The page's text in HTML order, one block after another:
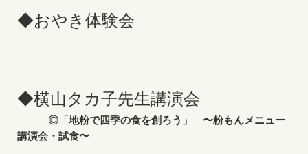
◆おやき体験会
◆横山タカ子先生講演会
◎「地粉で四季の食を創ろう」 〜粉もんメニュー
講演会・試食〜